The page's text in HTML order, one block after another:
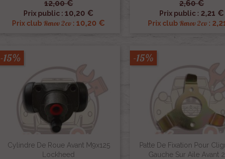
12,00 €
Prix public :10,20 €
Prix club Renov 2cv :10,20 €
 Aperçu rapide
2,60 €
Prix public : 2,21 €
Prix club Renov 2cv:
 Aperçu rapide
Cylindre De Roue Avant M9x125
Lockheed
-15%
Patte De Fixation Pour
Gauche Sur Aile Avant
-15%